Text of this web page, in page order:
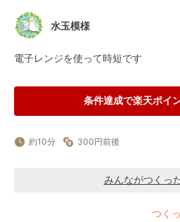
水玉模様
電子レンジを使って時短です
条件達成で楽天ポイ
約10分 300円前後
みんながつくっ
つく